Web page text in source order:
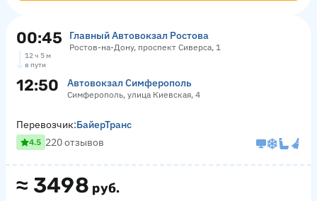
00:45 Главный Автовокзал Ростова
Ростов-на-Дону, проспект Сиверса, 1
12 ч 5 м
в пути
12:50 Автовокзал Симферополь
Симферополь, улица Киевская, 4
≈ 3498 руб.
Перевозчик:БайерТранс
4.5 220 отзывов